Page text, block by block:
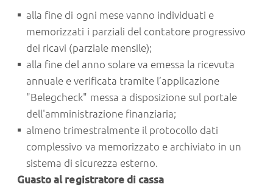
alla fine di ogni mese vanno individuati e
memorizzati i parziali del contatore progressivo
dei ricavi (parziale mensile);
alla fine del anno solare va emessa la ricevuta
annuale e verificata tramite l’applicazione
"Belegcheck" messa a disposizione sul portale
dell'amministrazione finanziaria;
almeno trimestralmente il protocollo dati
complessivo va memorizzato e archiviato in un
sistema di sicurezza esterno.
Guasto al registratore di cassa